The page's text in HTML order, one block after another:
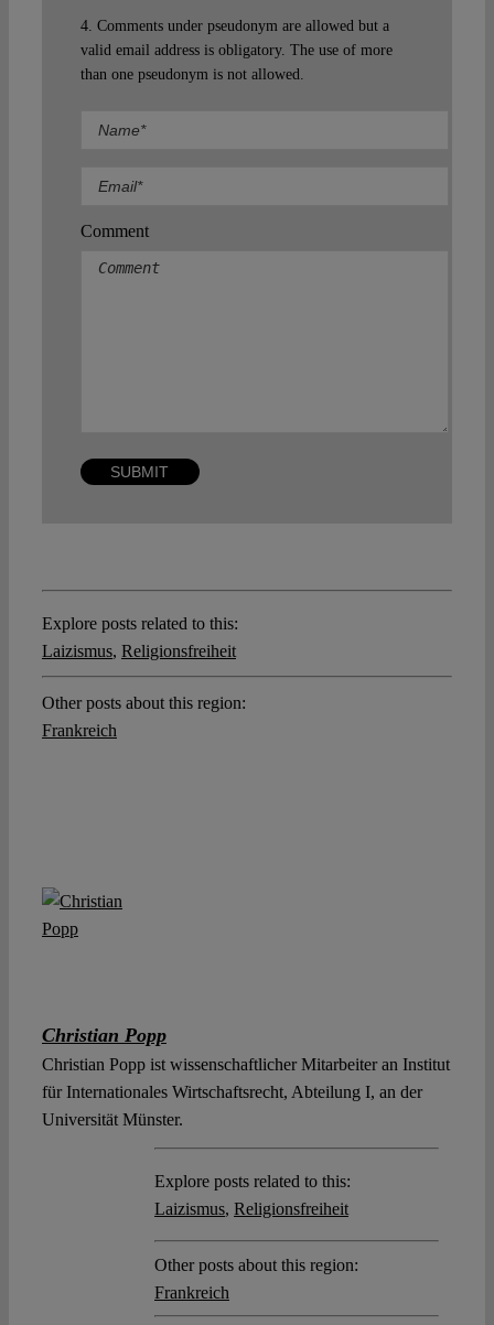
4. Comments under pseudonym are allowed but a
valid email address is obligatory. The use of more
than one pseudonym is not allowed.
Comment
Explore posts related to this:
Laizismus, Religionsfreiheit
Other posts about this region:
Frankreich
Christian Popp
Christian Popp ist wissenschaftlicher Mitarbeiter an Institut
für Internationales Wirtschaftsrecht, Abteilung I, an der
Universität Münster.
Explore posts related to this:
Laizismus, Religionsfreiheit
Other posts about this region:
Frankreich